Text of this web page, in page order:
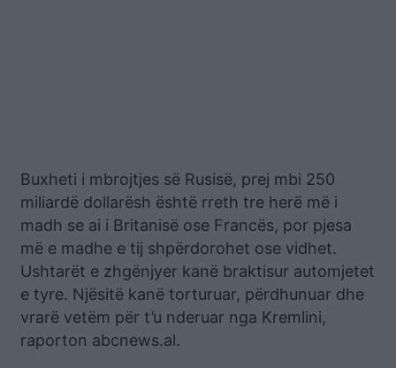
Buxheti i mbrojtjes së Rusisë, prej mbi 250
miliardë dollarësh është rreth tre herë më i
madh se ai i Britanisë ose Francës, por pjesa
më e madhe e tij shpërdorohet ose vidhet.
Ushtarët e zhgënjyer kanë braktisur automjetet
e tyre. Njësitë kanë torturuar, përdhunuar dhe
vrarë vetëm për t’u nderuar nga Kremlini,
raporton abcnews.al.